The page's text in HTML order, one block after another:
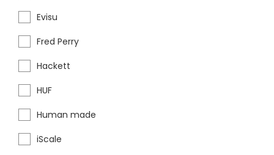
Evisu
Fred Perry
Hackett
HUF
Human made
iScale